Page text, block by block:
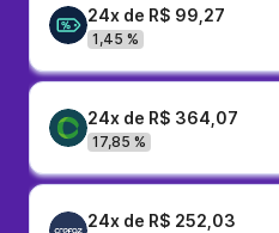
24x de R$ 99,27
1,45 %
24x de R$ 364,07
17,85 %
24x de R$ 252,03